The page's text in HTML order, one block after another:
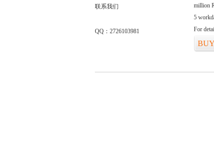
联系我们
QQ：2726103981
million
5
For